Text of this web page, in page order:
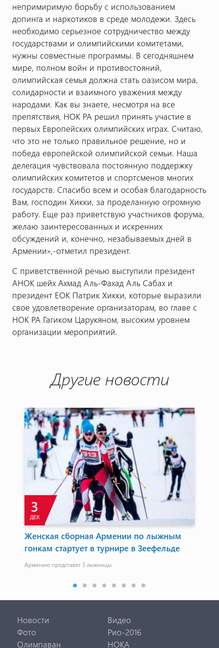
непримиримую борьбу с использованием
допинга и наркотиков в среде молодежи. Здесь
необходимо серьезное сотрудничество между
государствами и олимпийскими комитетами,
нужны совместные программы. В сегодняшнем
мире, полном войн и противостояний,
олимпийская семья должна стать оазисом мира,
солидарности и взаимного уважения между
народами. Как вы знаете, несмотря на все
препятствия, НОК РА решил принять участие в
первых Европейских олимпийских играх. Считаю,
что это не только правильное решение, но и
победа европейской олимпийской семьи. Наша
делегация чувствовала постоянную поддержку
олимпийских комитетов и спортсменов многих
государств. Спасибо всем и особая благодарность
Вам, господин Хикки, за проделанную огромную
работу. Еще раз приветствую участников форума,
желаю заинтересованных и искренних
обсуждений и, конечно, незабываемых дней в
Армении»,-отметил президент.
С приветственной речью выступили президент
АНОК шейх Ахмад Аль-Фахад Аль Сабах и
президент ЕОК Патрик Хикки, которые выразили
свое удовлетворение организаторам, во главе с
НОК РА Гагиком Царукяном, высоким уровнем
организации мероприятий.
Другие новости
3
ДЕК
Женская сборная Армении по лыжным
гонкам стартует в турнире в Зеефельде
Армению представят 3 лыжницы
Новости
Видео
Фото
Рио-2016
Олимпаван
НОКА